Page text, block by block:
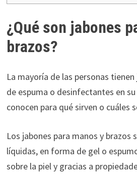
¿Qué son jabones
brazos?
La mayoría de las personas
de espuma o desinfectantes en
conocen para qué sirven o cuáles
Los jabones para manos y brazos
líquidas, en forma de gel o
sobre la piel y gracias a